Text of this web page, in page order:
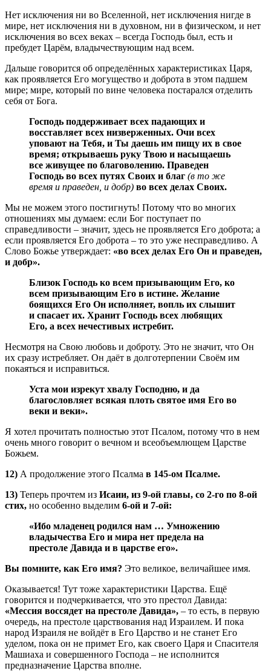
Нет исключения ни во Вселенной, нет исключения нигде в
мире, нет исключения ни в духовном, ни в физическом, и нет
исключения во всех веках – всегда Господь был, есть и
пребудет Царём, владычествующим над всем.
Дальше говорится об определённых характеристиках Царя,
как проявляется Его могущество и доброта в этом падшем
мире; мире, который по вине человека постарался отделить
себя от Бога.
Господь поддерживает всех падающих и
восставляет всех низверженных. Очи всех
уповают на Тебя, и Ты даешь им пищу их в свое
время; открываешь руку Твою и насыщаешь
все живущее по благоволению. Праведен
Господь во всех путях Своих и благ (в то же
время и праведен, и добр) во всех делах Своих.
Мы не можем этого постигнуть! Потому что во многих
отношениях мы думаем: если Бог поступает по
справедливости – значит, здесь не проявляется Его доброта; а
если проявляется Его доброта – то это уже несправедливо. А
Слово Божье утверждает: «во всех делах Его Он и праведен,
и добр».
Близок Господь ко всем призывающим Его, ко
всем призывающим Его в истине. Желание
боящихся Его Он исполняет, вопль их слышит
и спасает их. Хранит Господь всех любящих
Его, а всех нечестивых истребит.
Несмотря на Свою любовь и доброту. Это не значит, что Он
их сразу истребляет. Он даёт в долготерпении Своём им
покаяться и исправиться.
Уста мои изрекут хвалу Господню, и да
благословляет всякая плоть святое имя Его во
веки и веки».
Я хотел прочитать полностью этот Псалом, потому что в нем
очень много говорит о вечном и всеобъемлющем Царстве
Божьем.
12) А продолжение этого Псалма в 145-ом Псалме.
13) Теперь прочтем из Исаии, из 9-ой главы, со 2-го по 8-ой
стих, но особенно выделим 6-ой и 7-ой:
«Ибо младенец родился нам … Умножению
владычества Его и мира нет предела на
престоле Давида и в царстве его».
Вы помните, как Его имя? Это великое, величайшее имя.
Оказывается! Тут тоже характеристики Царства. Ещё
говорится и подчеркивается, что это престол Давида:
«Мессия воссядет на престоле Давида», – то есть, в первую
очередь, на престоле царствования над Израилем. И пока
народ Израиля не войдёт в Его Царство и не станет Его
уделом, пока он не примет Его, как своего Царя и Спасителя
Машиаха и совершенного Господа – не исполнится
предназначение Царства вполне.